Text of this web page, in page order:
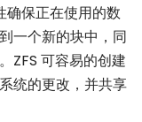
确保正在使用的数
一个新的块中，同
ZFS 可容易的创建
统的更改，并共享